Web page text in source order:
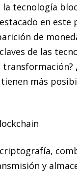
tecnología
en este
de
de las
más
criptografía,
y